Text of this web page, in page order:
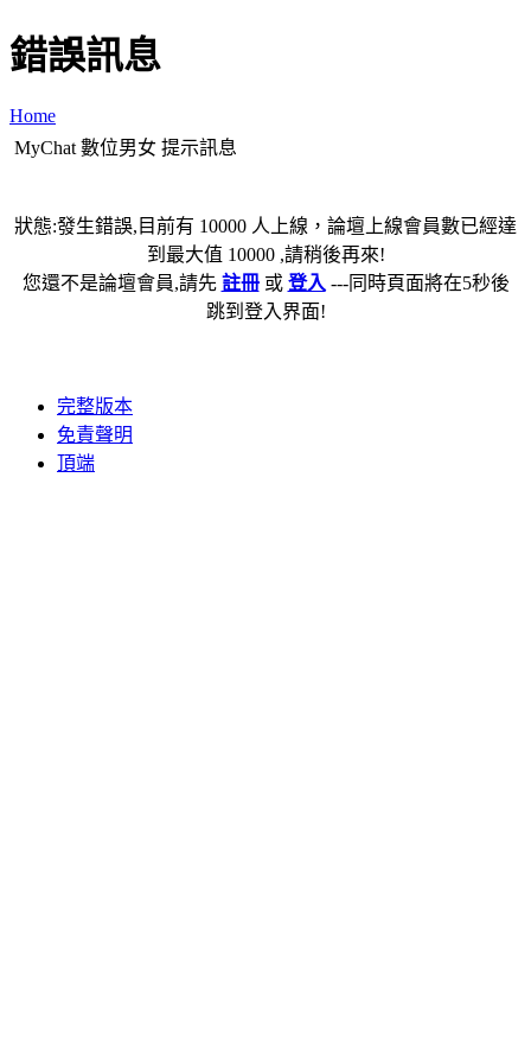
錯誤訊息
Home
MyChat 數位男女 提示訊息
狀態:發生錯誤,目前有 10000 人上線，論壇上線會員數已經達
到最大值 10000 ,請稍後再來!
您還不是論壇會員,請先 註冊或 登入 ---同時頁面將在5秒後
跳到登入界面!
完整版本
免責聲明
頂端